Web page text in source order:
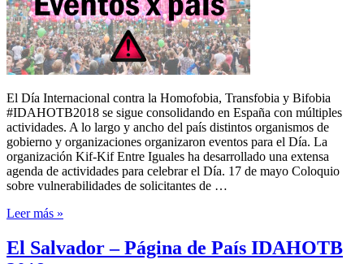
El Día Internacional contra la Homofobia, Transfobia y Bifobia
#IDAHOTB2018 se sigue consolidando en España con múltiples
actividades. A lo largo y ancho del país distintos organismos de
gobierno y organizaciones organizaron eventos para el Día. La
organización Kif-Kif Entre Iguales ha desarrollado una extensa
agenda de actividades para celebrar el Día. 17 de mayo Coloquio
sobre vulnerabilidades de solicitantes de …
Leer más »
El Salvador – Página de País IDAHOTB